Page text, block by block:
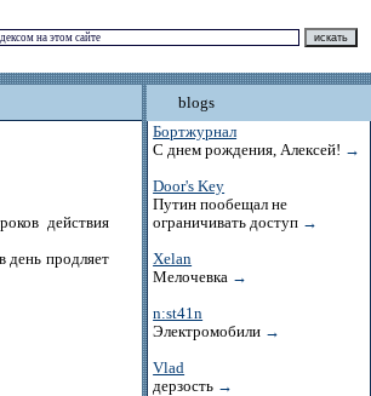
действия
день продляет
blogs
Бортжурнал
С днем рождения, Алексей! →
Door's Key
Путин пообещал не
ограничивать доступ →
Xelan
Мелочевка →
n:st41n
Электромобили →
Vlad
дерзость →